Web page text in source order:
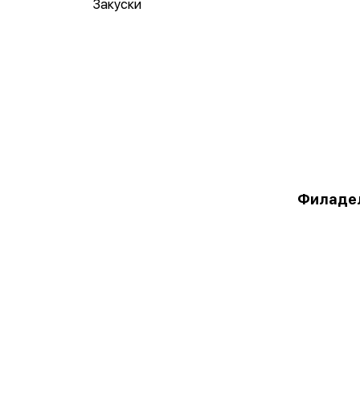
Закуски